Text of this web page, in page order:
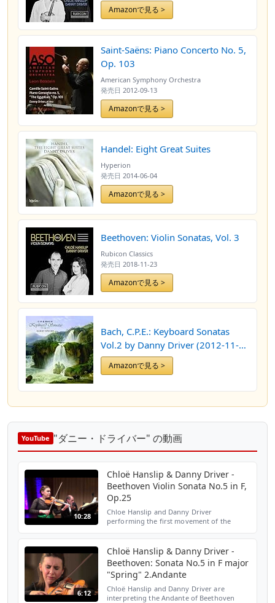
Amazonで見る >
Saint-Saëns: Piano Concerto No. 5,
Op. 103
American Symphony Orchestra
発売日 2012-09-13
Amazonで見る >
Handel: Eight Great Suites
Hyperion
発売日 2014-06-04
Amazonで見る >
Beethoven: Violin Sonatas, Vol. 3
Rubicon Classics
発売日 2018-11-23
Amazonで見る >
Bach, C.P.E.: Keyboard Sonatas
Vol.2 by Danny Driver (2012-11-
13)
Amazonで見る >
YouTube "ダニー・ドライバー" の動画
10:28
Chloë Hanslip & Danny Driver -
Beethoven Violin Sonata No.5 in F,
Op.25
Chloe Hanslip and Danny Driver
performing the first movement of the
the artists and all other things...
6:12
Chloë Hanslip & Danny Driver -
Beethoven: Sonata No.5 in F major
"Spring" 2.Andante
Chloë Hanslip and Danny Driver are
interpreting the Andante of Beethoven